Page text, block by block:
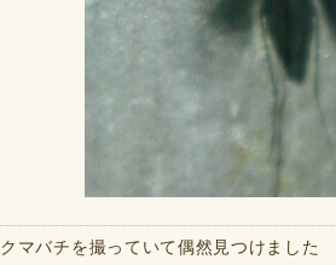
クマバチを撮っていて偶然見つけました